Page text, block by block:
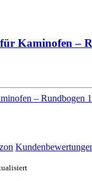
Kaminofen –